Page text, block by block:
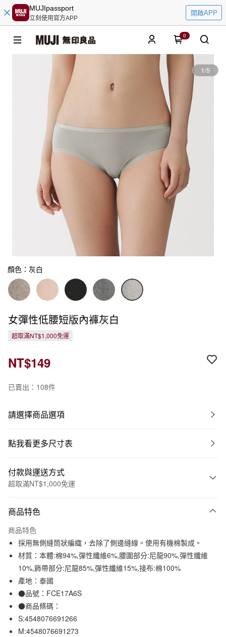
MUJIpassport
立刻使用官方APP
開啟APP
0
1/5
顏色：灰白
女彈性低腰短版內褲灰白
超取滿NT$1,000免運
NT$149
已賣出：108件
請選擇商品選項
點我看更多尺寸表
付款與運送方式
超取滿NT$1,000免運
信用卡一次付款
信用卡分期付款
3 期 0 利率 每期 NT$49 21家銀行
合作金庫商業銀行
第一商業銀行
華南商業銀行
上海商業儲蓄銀行
臺灣中小企業銀行
匯豐（台灣）商業銀行
聯邦商業銀行
超商取貨付款
LINE Pay
Apple Pay
街口支付
商品特色
商品特色
採用無側縫筒狀編織，去除了側邊縫線。使用有機棉製成。
材質：本體:棉94%,彈性纖維6%,腰圍部分:尼龍90%,彈性纖維
10%,飾帶部分:尼龍85%,彈性纖維15%,接布:棉100%
產地：泰國
●品號：FCE17A6S
●商品條碼：
S:4548076691266
M:4548076691273